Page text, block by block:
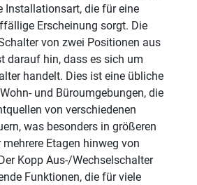
Installationsart, die für eine
Erscheinung sorgt. Die
von zwei Positionen aus
darauf hin, dass es sich um
handelt. Dies ist eine übliche
und Büroumgebungen, die
von verschiedenen
was besonders in größeren
Etagen hinweg von
Kopp Aus-/Wechselschalter
Funktionen, die für viele